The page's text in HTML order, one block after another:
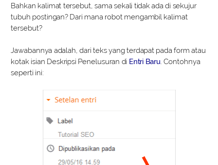
Bahkan kalimat tersebut, sama sekali tidak ada di sekujur
tubuh postingan? Dari mana robot mengambil kalimat
tersebut?
Jawabannya adalah, dari teks yang terdapat pada form atau
kotak isian Deskripsi Penelusuran di Entri Baru. Contohnya
seperti ini: